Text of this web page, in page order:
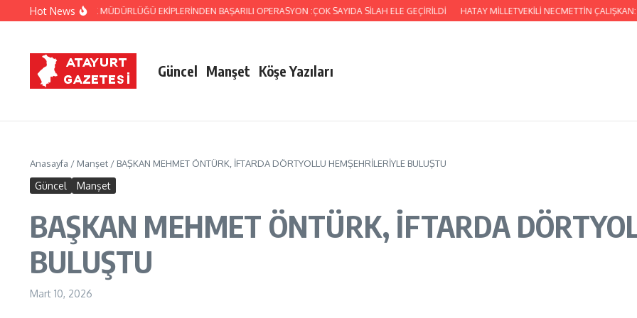
İçeriğe atlaHot News
GÜMRÜK MÜDÜRLÜĞÜ EKİPLERİNDEN BAŞARILI OPERASYON :ÇOK SAYIDA SİLAH ELE GEÇİRİLDİ HATAY MİLLETVEKİLİ NECMETTİN ÇALIŞKAN:
Güncel Manşet Köşe Yazıları
Anasayfa / Manşet / BAŞKAN MEHMET ÖNTÜRK, İFTARDA DÖRTYOLLU HEMŞEHRİLERİYLE BULUŞTU
Güncel Manşet
BAŞKAN MEHMET ÖNTÜRK, İFTARDA
BULUŞTU
Mart 10, 2026